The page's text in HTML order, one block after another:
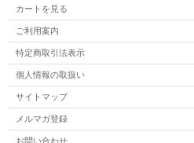
カートを見る
ご利用案内
特定商取引法表示
個人情報の取扱い
サイトマップ
メルマガ登録
お問い合わせ